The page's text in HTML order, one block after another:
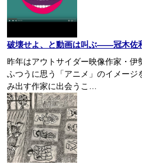
破壊せよ、と動画は叫ぶ――冠木佐
昨年はアウトサイダー映像作家・
ふつうに思う「アニメ」のイメー
み出す作家に出会うこ…